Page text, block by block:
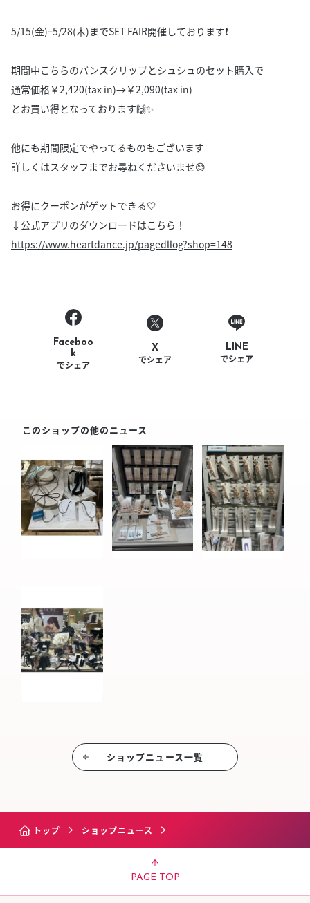
5/15(金)ｰ5/28(木)までSET FAIR開催しております❗️
期間中こちらのバンスクリップとシュシュのセット購入で
通常価格￥2,420(tax in)→￥2,090(tax in)
とお買い得となっております🙌✨
他にも期間限定でやってるものもございます
詳しくはスタッフまでお尋ねくださいませ😊
お得にクーポンがゲットできる🤍
↓公式アプリのダウンロードはこちら！
https://www.heartdance.jp/pagedllog?shop=148
Faceboo
k
でシェア
X
でシェア
LINE
でシェア
このショップの他のニュース
ショップニュース⼀覧
トップ ショップニュース
PAGE TOP